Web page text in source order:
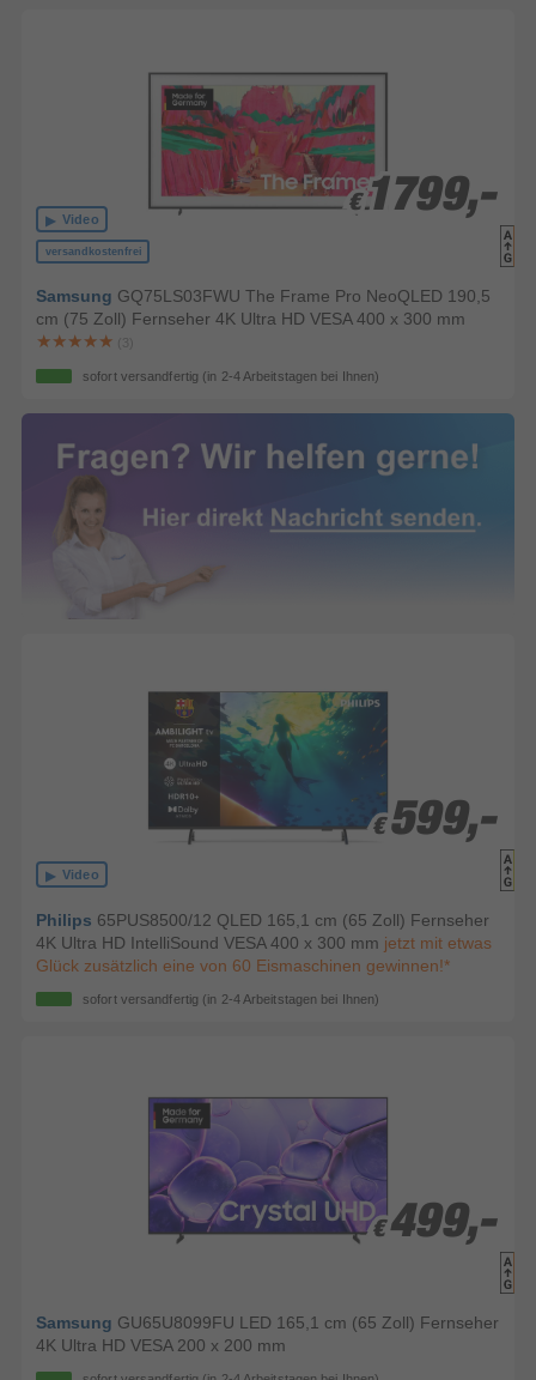
versandkostenfrei
Video
€ 1799,-
€ 1799,-
Samsung GQ75LS03FWU The Frame Pro NeoQLED 190,5
cm (75 Zoll) Fernseher 4K Ultra HD VESA 400 x 300 mm
(3)
sofort versandfertig (in 2-4 Arbeitstagen bei Ihnen)
Video
€ 599,-
€ 599,-
Philips 65PUS8500/12 QLED 165,1 cm (65 Zoll) Fernseher
4K Ultra HD IntelliSound VESA 400 x 300 mm jetzt mit etwas
Glück zusätzlich eine von 60 Eismaschinen gewinnen!*
sofort versandfertig (in 2-4 Arbeitstagen bei Ihnen)
€ 499,-
€ 499,-
Samsung GU65U8099FU LED 165,1 cm (65 Zoll) Fernseher
4K Ultra HD VESA 200 x 200 mm